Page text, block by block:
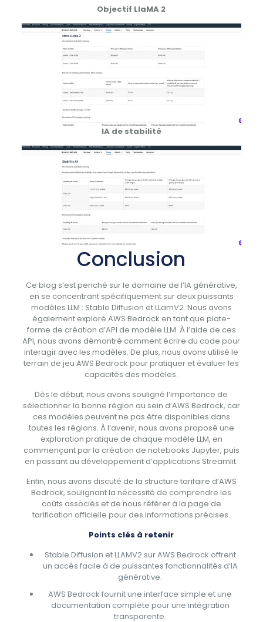
Objectif LlaMA 2
IA de stabilité
Conclusion
Ce blog s’est penché sur le domaine de l’IA générative,
en se concentrant spécifiquement sur deux puissants
modèles LLM : Stable Diffusion et LLamV2. Nous avons
également exploré AWS Bedrock en tant que plate-
forme de création d’API de modèle LLM. À l’aide de ces
API, nous avons démontré comment écrire du code pour
interagir avec les modèles. De plus, nous avons utilisé le
terrain de jeu AWS Bedrock pour pratiquer et évaluer les
capacités des modèles.
Dès le début, nous avons souligné l’importance de
sélectionner la bonne région au sein d’AWS Bedrock, car
ces modèles peuvent ne pas être disponibles dans
toutes les régions. À l’avenir, nous avons proposé une
exploration pratique de chaque modèle LLM, en
commençant par la création de notebooks Jupyter, puis
en passant au développement d’applications Streamlit.
Enfin, nous avons discuté de la structure tarifaire d’AWS
Bedrock, soulignant la nécessité de comprendre les
coûts associés et de nous référer à la page de
tarification officielle pour des informations précises.
Points clés à retenir
Stable Diffusion et LLAMV2 sur AWS Bedrock offrent
un accès facile à de puissantes fonctionnalités d’IA
générative.
AWS Bedrock fournit une interface simple et une
documentation complète pour une intégration
transparente.